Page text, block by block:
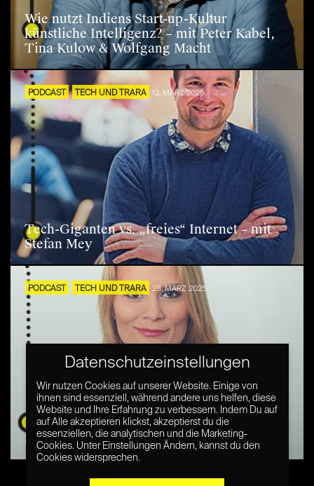
Wie nutzt Indiens Start-up-Kultur
künstliche Intelligenz? – mit Peter Kabel,
Tina Kulow & Wolfgang Macht
PODCAST TECH UND TRARA 13. MÄRZ 2025
Tech-Giganten vs. „freies“ Internet – mit
Stefan Mey
PODCAST TECH UND TRARA 28. MÄRZ 2025
Was steckt hinter der „Tiktokisierung“ von
Social Media? – mit Johanna Rüdiger
Datenschutzeinstellungen
Wir nutzen Cookies auf unserer Website. Einige von
ihnen sind essenziell, während andere uns helfen, diese
Website und Ihre Erfahrung zu verbessern. Indem Du auf
auf Alle akzeptieren klickst, akzeptierst du die
essenziellen, die analytischen und die Marketing-
Cookies. Unter Einstellungen Ändern, kannst du den
Cookies widersprechen.